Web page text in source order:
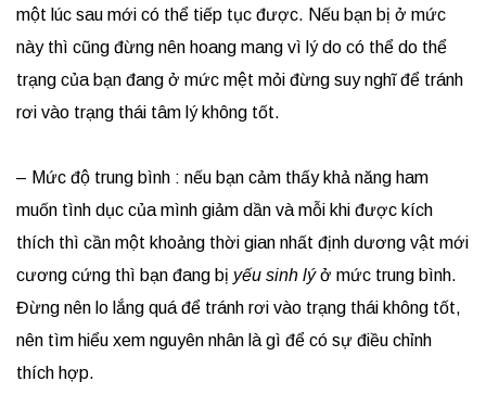
một lúc sau mới có thể tiếp tục được. Nếu bạn bị ở mức
này thì cũng đừng nên hoang mang vì lý do có thể do thể
trạng của bạn đang ở mức mệt mỏi đừng suy nghĩ để tránh
rơi vào trạng thái tâm lý không tốt.
– Mức độ trung bình : nếu bạn cảm thấy khả năng ham
muốn tình dục của mình giảm dần và mỗi khi được kích
thích thì cần một khoảng thời gian nhất định dương vật mới
cương cứng thì bạn đang bị yếu sinh lýở mức trung bình.
Đừng nên lo lắng quá để tránh rơi vào trạng thái không tốt,
nên tìm hiểu xem nguyên nhân là gì để có sự điều chỉnh
thích hợp.